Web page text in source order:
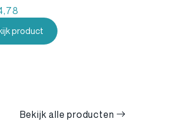
product
Bekijk alle producten